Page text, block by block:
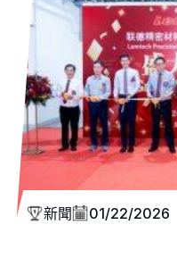
新聞 01/22/2026